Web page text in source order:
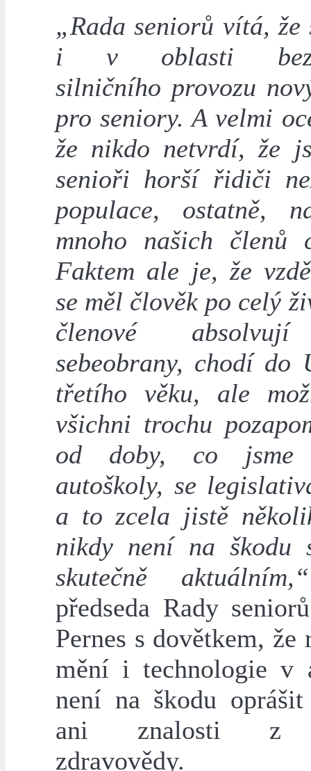
„Rada seniorů vítá, že
i v oblasti
silničního provozu
pro seniory. A velmi
že nikdo netvrdí, že
senioři horší řidiči
populace, ostatně,
mnoho našich členů
Faktem ale je, že
se měl člověk po celý
členové
sebeobrany, chodí do
třetího věku, ale
všichni trochu
od doby, co jsme
autoškoly, se
a to zcela jistě
nikdy není na škodu
skutečně aktuálním,“
předseda Rady
Pernes s dovětkem, že
mění i technologie v
není na škodu
ani znalosti z
zdravovědy.